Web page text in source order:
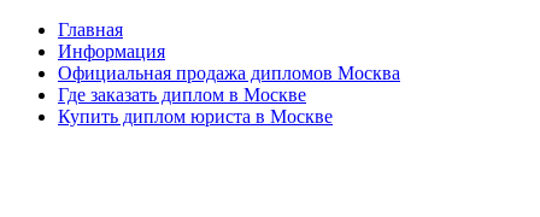
Главная
Информация
Официальная продажа дипломов Москва
Где заказать диплом в Москве
Купить диплом юриста в Москве